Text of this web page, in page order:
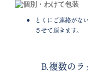
とくにご連絡がな
させて頂きます。
B.複数の